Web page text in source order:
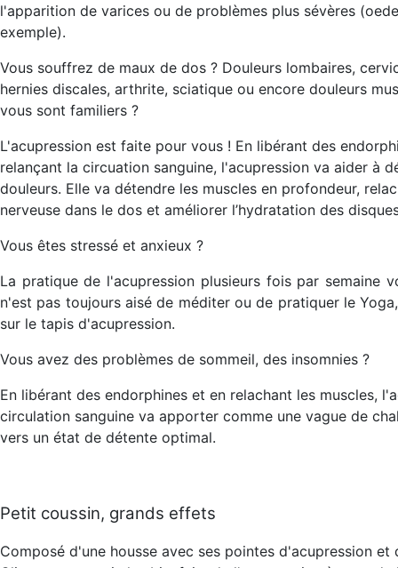
l'apparition de varices ou de problèmes plus sévères
exemple).
Vous souffrez de maux de dos ? Douleurs lombaires,
hernies discales, arthrite, sciatique ou encore douleurs
vous sont familiers ?
L'acupression est faite pour vous ! En libérant des
relançant la circuation sanguine, l'acupression va aider à
douleurs. Elle va détendre les muscles en profondeur,
nerveuse dans le dos et améliorer l’hydratation des
Vous êtes stressé et anxieux ?
La pratique de l'acupression plusieurs fois par semaine
n'est pas toujours aisé de méditer ou de pratiquer le
sur le tapis d'acupression.
Vous avez des problèmes de sommeil, des insomnies ?
En libérant des endorphines et en relachant les muscles,
circulation sanguine va apporter comme une vague de
vers un état de détente optimal.
Petit coussin, grands effets
Composé d'une housse avec ses pointes d'acupression